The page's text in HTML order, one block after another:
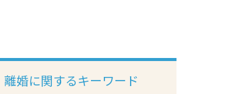
離婚に関するキーワード